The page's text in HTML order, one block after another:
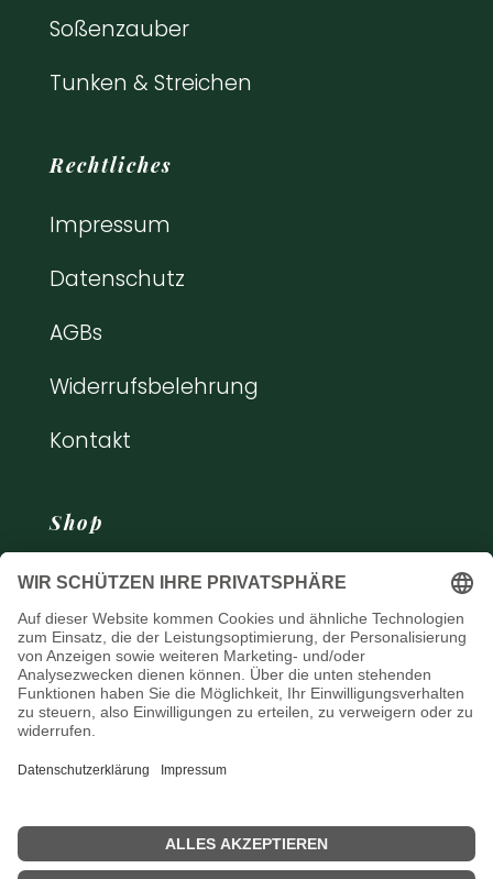
Soßenzauber
Tunken & Streichen
Rechtliches
Impressum
Datenschutz
AGBs
Widerrufsbelehrung
Kontakt
Shop
Bücher
Kochkurse
© 2023- 2025 · made withby Vanessa